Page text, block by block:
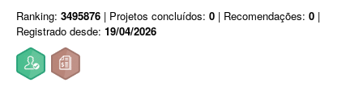
Ranking: 3495876 | Projetos concluídos: 0 | Recomendações: 0 |
Registrado desde: 19/04/2026